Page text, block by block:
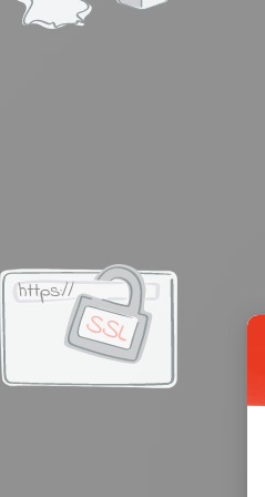
mit rapidmail sicher und